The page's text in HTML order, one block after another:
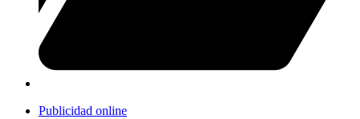
Publicidad online